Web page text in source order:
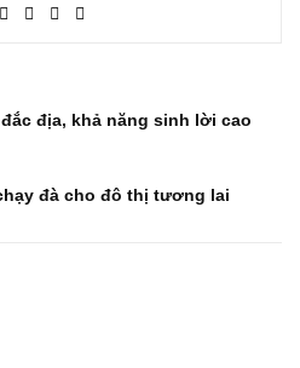
địa, khả năng sinh lời cao
đà cho đô thị tương lai